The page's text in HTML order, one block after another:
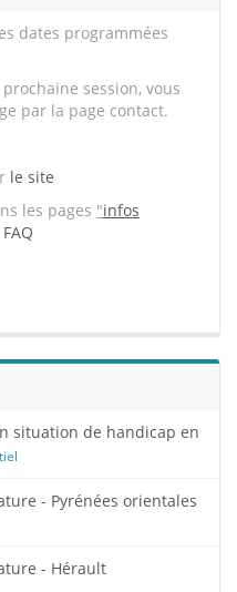
dates programmées
session, vous
par la page contact.
le site
les pages "infos
FAQ
situation de handicap en
- Pyrénées orientales
- Hérault